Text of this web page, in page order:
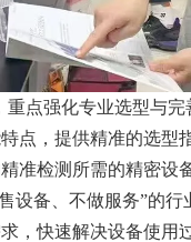
点强化专业选型与
点，提供精准的选
准检测所需的精密设
备、不做服务”的
，快速解决设备使